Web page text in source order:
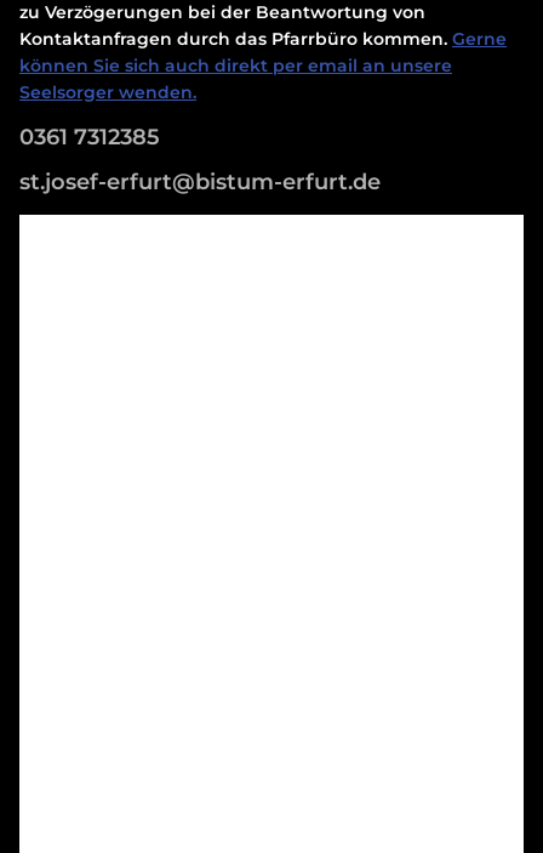
zu Verzögerungen bei der Beantwortung von
Kontaktanfragen durch das Pfarrbüro kommen. Gerne
können Sie sich auch direkt per email an unsere
Seelsorger wenden.
0361 7312385
st.josef-erfurt@bistum-erfurt.de